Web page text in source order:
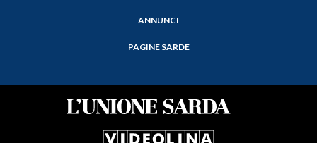
ANNUNCI
PAGINE SARDE